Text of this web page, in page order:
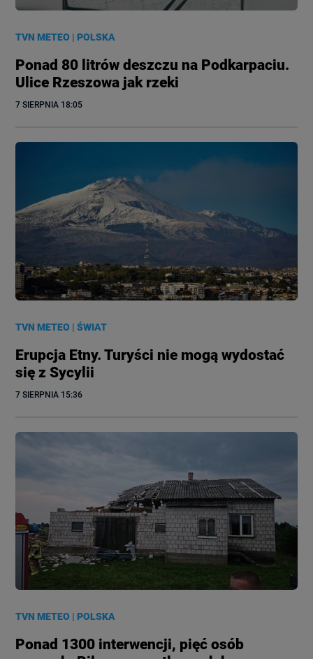
TVN METEO |POLSKA
Ponad 80 litrów deszczu na Podkarpaciu.
Ulice Rzeszowa jak rzeki
7 SIERPNIA 18:05
TVN METEO |ŚWIAT
Erupcja Etny. Turyści nie mogą wydostać
się z Sycylii
7 SIERPNIA 15:36
TVN METEO |POLSKA
Ponad 1300 interwencji, pięć osób